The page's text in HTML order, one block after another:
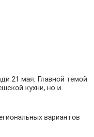
21 мая. Главной темой
кухни, но и
вариантов